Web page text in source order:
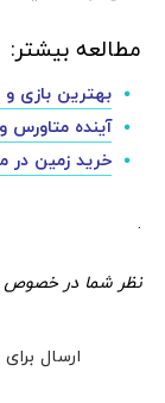
مطالعه بیشتر:
بهترین بازی و
آینده
خرید زمین
.
نظر شما در خصوص وب 3 و متاورس چیست؟ در
ارسال